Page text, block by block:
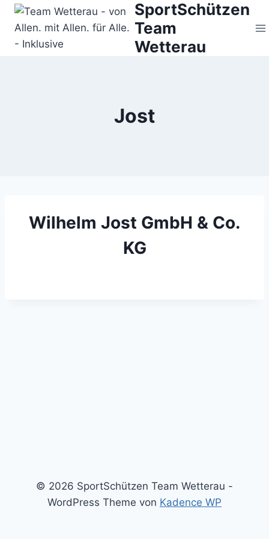
Zum
Inhalt
springen
SportSchützen
Team
Wetterau
Jost
Wilhelm Jost GmbH & Co.
KG
© 2026 SportSchützen Team Wetterau -
WordPress Theme von Kadence WP